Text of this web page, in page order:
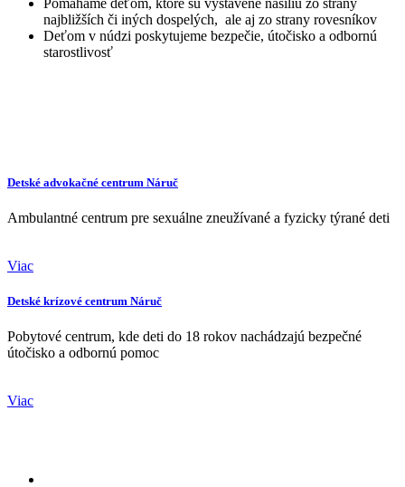
najbližších či iných dospelých, ale aj zo strany rovesníkov
Deťom v núdzi poskytujeme bezpečie, útočisko a odbornú
starostlivosť
Detské advokačné centrum Náruč
Ambulantné centrum pre sexuálne zneužívané a fyzicky týrané deti
Viac
Detské krízové centrum Náruč
Pobytové centrum, kde deti do 18 rokov nachádzajú bezpečné
útočisko a odbornú pomoc
Viac